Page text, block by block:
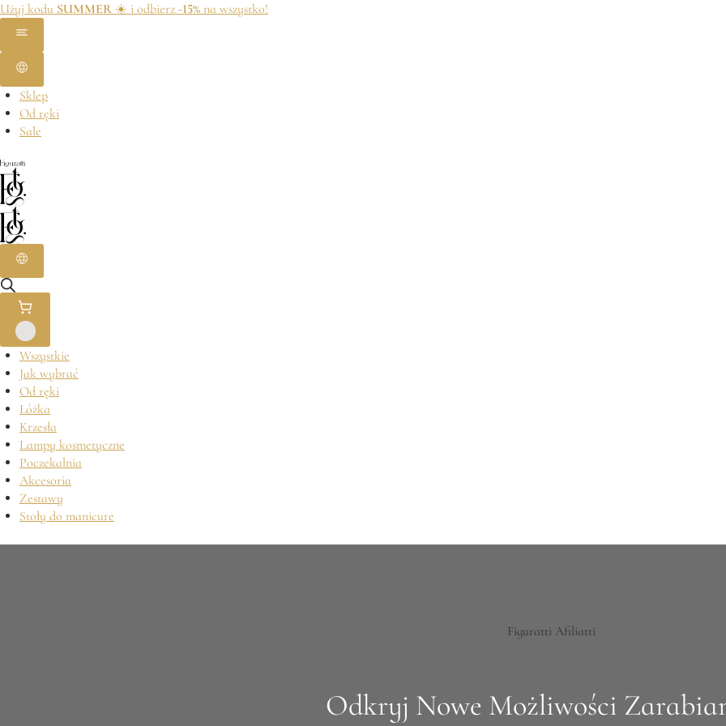
Użyj kodu SUMMER ☀️ i odbierz -15% na wszystko!
Sklep
Od ręki
Sale
Wszystkie
Jak wybrać
Od ręki
Łóżka
Krzesła
Lampy kosmetyczne
Poczekalnia
Akcesoria
Zestawy
Stoły do manicure
Odkryj Nowe Możliwości